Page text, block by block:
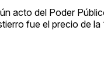
acto del Poder
fue el precio de la